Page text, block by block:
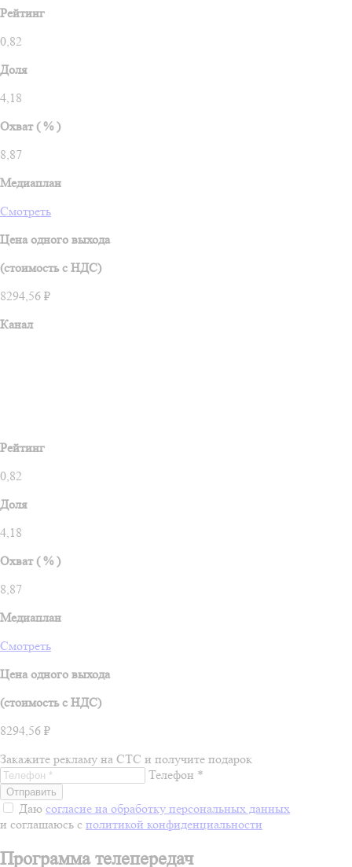
Рейтинг
0,82
Доля
4,18
Охват ( % )
8,87
Медиаплан
Смотреть
Цена одного выхода
(стоимость c НДС)
8294,56 ₽
Канал
Рейтинг
0,82
Доля
4,18
Охват ( % )
8,87
Медиаплан
Смотреть
Цена одного выхода
(стоимость c НДС)
8294,56 ₽
Закажите рекламу на СТС и получите подарок
Телефон *
Даю согласие на обработку персональных данных
и соглашаюсь с политикой конфиденциальности
Программа телепередач